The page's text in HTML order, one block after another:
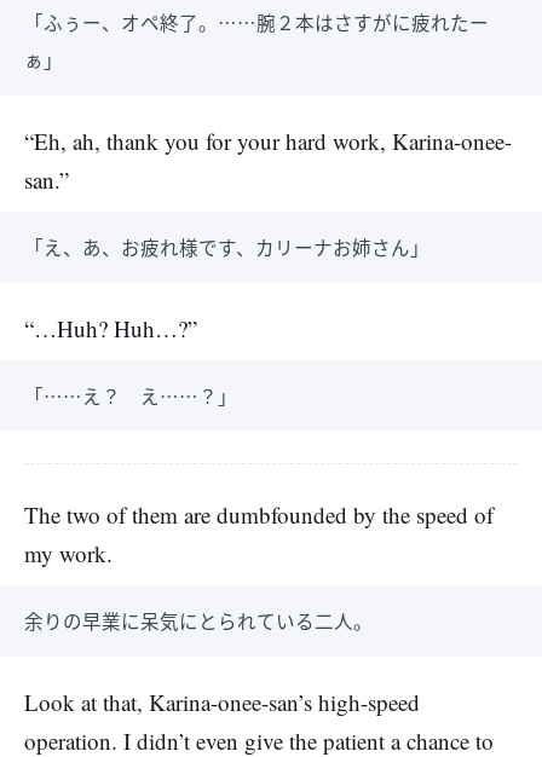
「ふぅー、オペ終了。……腕２本はさすがに疲れたー
ぁ」
“Eh, ah, thank you for your hard work, Karina-onee-
san.”
「え、あ、お疲れ様です、カリーナお姉さん」
“…Huh? Huh…?”
「……え？ え……？」
The two of them are dumbfounded by the speed of
my work.
余りの早業に呆気にとられている二人。
Look at that, Karina-onee-san’s high-speed
operation. I didn’t even give the patient a chance to